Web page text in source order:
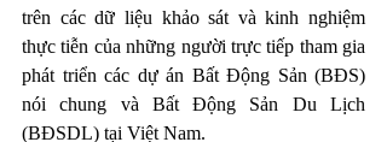
trên các dữ liệu khảo sát và kinh nghiệm
thực tiễn của những người trực tiếp tham gia
phát triển các dự án Bất Động Sản (BĐS)
nói chung và Bất Động Sản Du Lịch
(BĐSDL) tại Việt Nam.